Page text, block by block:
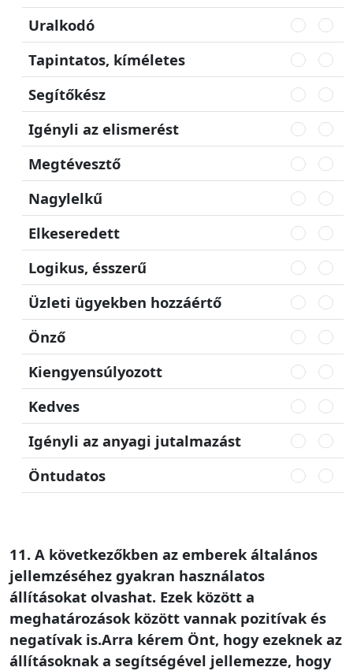
Uralkodó
Tapintatos, kíméletes
Segítőkész
Igényli az elismerést
Megtévesztő
Nagylelkű
Elkeseredett
Logikus, ésszerű
Üzleti ügyekben hozzáértő
Önző
Kiengyensúlyozott
Kedves
Igényli az anyagi jutalmazást
Öntudatos
11. A következőkben az emberek általános
jellemzéséhez gyakran használatos
állításokat olvashat. Ezek között a
meghatározások között vannak pozitívak és
negatívak is.Arra kérem Önt, hogy ezeknek az
állításoknak a segítségével jellemezze, hogy